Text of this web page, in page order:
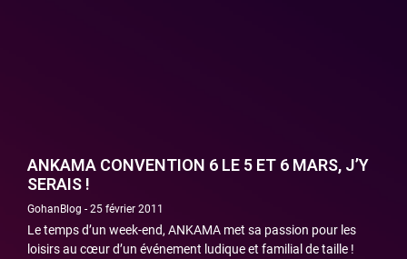
ANKAMA CONVENTION 6 LE 5 ET 6 MARS, J’Y
SERAIS !
GohanBlog 25 février 2011
Le temps d’un week-end, ANKAMA met sa passion pour les
loisirs au cœur d’un événement ludique et familial de taille !